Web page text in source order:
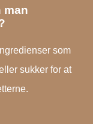
man
som
sukker for at